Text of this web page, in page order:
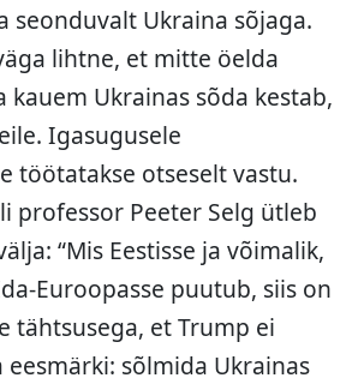
seonduvalt Ukraina sõjaga.
lihtne, et mitte öelda
kauem Ukrainas sõda kestab,
Igasugusele
töötatakse otseselt vastu.
professor Peeter Selg ütleb
“Mis Eestisse ja võimalik,
Euroopasse puutub, siis on
tähtsusega, et Trump ei
eesmärki: sõlmida Ukrainas